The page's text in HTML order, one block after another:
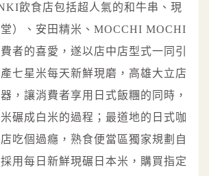
飲食店包括超人氣的和牛串、現
）、安田精米、MOCCHI MOCHI
者的喜愛，遂以店中店型式一同引
七星米每天新鮮現磨，高雄大立店
，讓消費者享用日式飯糰的同時，
碾成白米的過程；最道地的日式咖
吃個過癮，熟食便當區獨家規劃自
用每日新鮮現碾日本米，購買指定